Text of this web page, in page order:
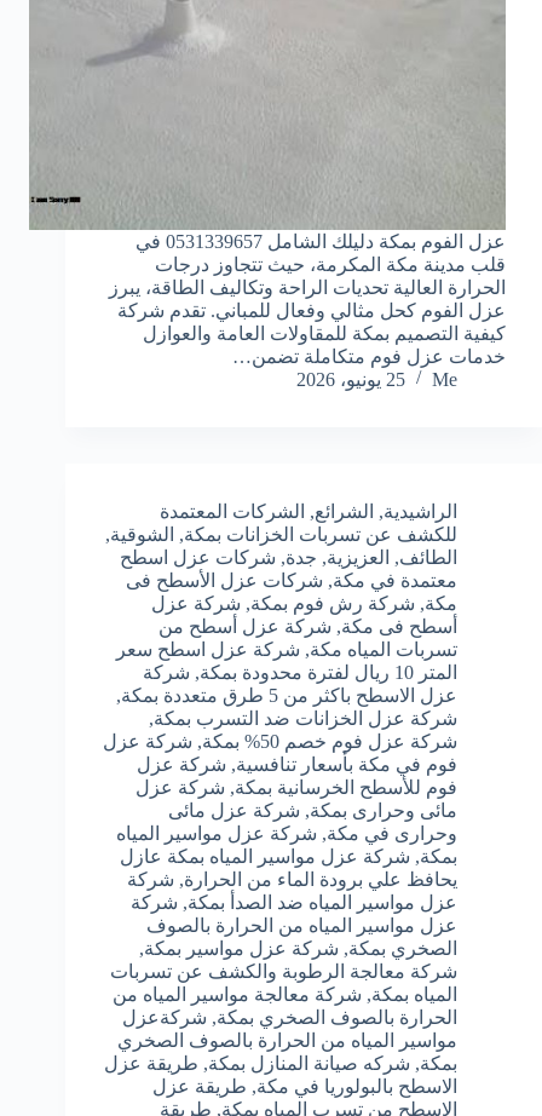
عزل الفوم بمكة دليلك الشامل 0531339657 في
قلب مدينة مكة المكرمة، حيث تتجاوز درجات
الحرارة العالية تحديات الراحة وتكاليف الطاقة، يبرز
عزل الفوم كحل مثالي وفعال للمباني. تقدم شركة
كيفية التصميم بمكة للمقاولات العامة والعوازل
خدمات عزل فوم متكاملة تضمن…
Me
25 يونيو، 2026
الراشيدية, الشرائع, الشركات المعتمدة
للكشف عن تسربات الخزانات بمكة, الشوقية,
الطائف, العزيزية, جدة, شركات عزل اسطح
معتمدة في مكة, شركات عزل الأسطح فى
مكة, شركة رش فوم بمكة, شركة عزل
أسطح فى مكة, شركة عزل أسطح من
تسربات المياه مكة, شركة عزل اسطح سعر
المتر 10 ريال لفترة محدودة بمكة
, شركة
عزل الاسطح باكثر من 5 طرق متعددة بمكة
,
شركة عزل الخزانات ضد التسرب بمكة,
شركة عزل فوم خصم 50% بمكة
, شركة عزل
فوم في مكة بأسعار تنافسية, شركة عزل
فوم للأسطح الخرسانية بمكة, شركة عزل
مائى وحرارى بمكة, شركة عزل مائى
وحرارى في مكة, شركة عزل مواسير المياه
بمكة, شركة عزل مواسير المياه بمكة عازل
يحافظ علي برودة الماء من الحرارة, شركة
عزل مواسير المياه ضد الصدأ بمكة, شركة
عزل مواسير المياه من الحرارة بالصوف
الصخري بمكة, شركة عزل مواسير بمكة,
شركة معالجة الرطوبة والكشف عن تسربات
المياه بمكة, شركة معالجة مواسير المياه من
الحرارة بالصوف الصخري بمكة, شركةعزل
مواسير المياه من الحرارة بالصوف الصخري
بمكة, شركه صيانة المنازل بمكة, طريقة عزل
الاسطح بالبولوريا في مكة, طريقة عزل
الاسطح من تسرب المياه بمكة, طريقة